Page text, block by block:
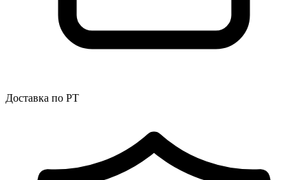
Доставка по РТ